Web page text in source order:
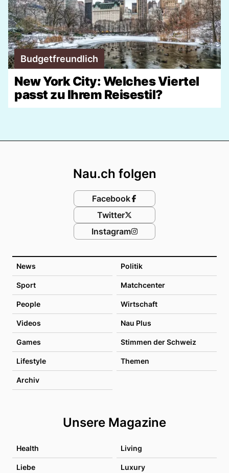
Budgetfreundlich
New York City: Welches Viertel
passt zu Ihrem Reisestil?
News Politik
Sport Matchcenter
People Wirtschaft
Videos Nau Plus
Games Stimmen der Schweiz
Lifestyle Themen
Archiv
Unsere Magazine
Health Living
Liebe Luxury
Nau.ch folgen
Facebook
Twitter
Instagram